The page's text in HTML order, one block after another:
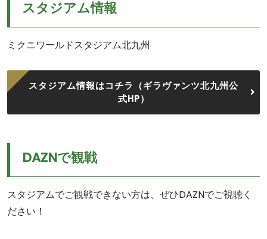
スタジアム情報
ミクニワールドスタジアム北九州
スタジアム情報はコチラ（ギラヴァンツ北九州公
式HP）
DAZNで観戦
スタジアムでご観戦できない方は、ぜひDAZNでご視聴く
ださい！